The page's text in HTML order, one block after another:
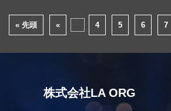
« 先頭 « 4 5 6 7
株式会社LA ORG